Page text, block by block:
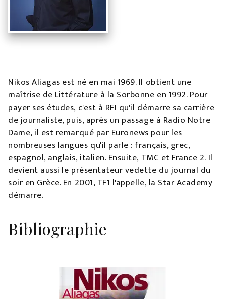
Nikos Aliagas est né en mai 1969. Il obtient une
maîtrise de Littérature à la Sorbonne en 1992. Pour
payer ses études, c'est à RFI qu'il démarre sa carrière
de journaliste, puis, après un passage à Radio Notre
Dame, il est remarqué par Euronews pour les
nombreuses langues qu'il parle : français, grec,
espagnol, anglais, italien. Ensuite, TMC et France 2. Il
devient aussi le présentateur vedette du journal du
soir en Grèce. En 2001, TF1 l'appelle, la Star Academy
démarre.
Bibliographie